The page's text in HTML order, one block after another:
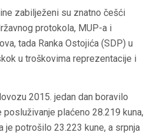
zabilježeni su znatno češći
protokola, MUP-a i
tada Ranka Ostojića (SDP) u
u troškovima reprezentacije i
2015. jedan dan boravilo
plaćeno 28.219 kuna,
je potrošilo 23.223 kune, a srpnja